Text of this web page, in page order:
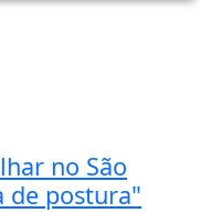
no São
de postura"